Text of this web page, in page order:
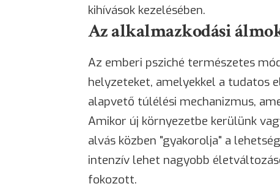
kihívások kezelésében.
Az alkalmazkodási
Az emberi psziché természetes
helyzeteket, amelyekkel a tudatos
alapvető túlélési mechanizmus,
Amikor új környezetbe kerülünk
alvás közben "gyakorolja" a
intenzív lehet nagyobb
fokozott.